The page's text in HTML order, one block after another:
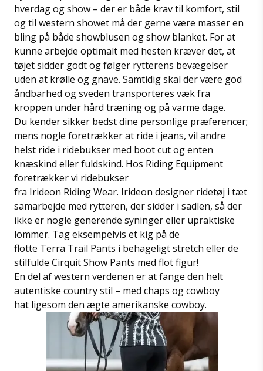
hverdag og show – der er både krav til komfort, stil
og til western showet må der gerne være masser en
bling på både showblusen og show blanket. For at
kunne arbejde optimalt med hesten kræver det, at
tøjet sidder godt og følger rytterens bevægelser
uden at krølle og gnave. Samtidig skal der være god
åndbarhed og sveden transporteres væk fra
kroppen under hård træning og på varme dage.
Du kender sikker bedst dine personlige præferencer;
mens nogle foretrækker at ride i jeans, vil andre
helst ride i ridebukser med boot cut og enten
knæskind eller fuldskind. Hos Riding Equipment
foretrækker vi ridebukser
fra Irideon Riding Wear. Irideon designer ridetøj i tæt
samarbejde med rytteren, der sidder i sadlen, så der
ikke er nogle generende syninger eller upraktiske
lommer. Tag eksempelvis et kig på de
flotte Terra Trail Pants i behageligt stretch eller de
stilfulde Cirquit Show Pants med flot figur!
En del af western verdenen er at fange den helt
autentiske country stil – med chaps og cowboy
hat ligesom den ægte amerikanske cowboy.